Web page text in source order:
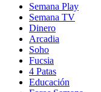
Semana Play
Semana TV
Dinero
Arcadia
Soho
in
new
window
Fucsia
in
new
4 Patas
Educación